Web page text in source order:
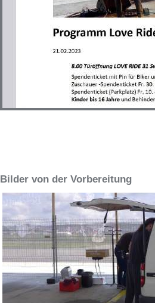
Bilder von der Vorbereitung